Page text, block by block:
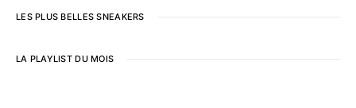
LES PLUS BELLES SNEAKERS
LA PLAYLIST DU MOIS